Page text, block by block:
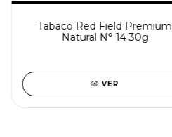
Tabaco Red Field Premium
Natural N° 14 30g
VER